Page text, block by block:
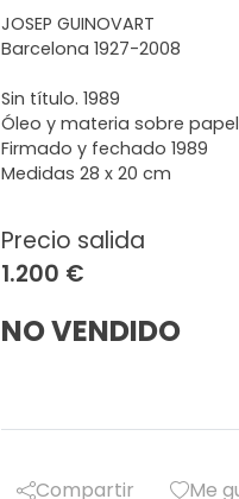
Precio salida
1.200 €
NO VENDIDO
JOSEP GUINOVART
Barcelona 1927-2008
Sin título. 1989
Óleo y materia sobre papel
Firmado y fechado 1989
Medidas 28 x 20 cm
Compartir Me